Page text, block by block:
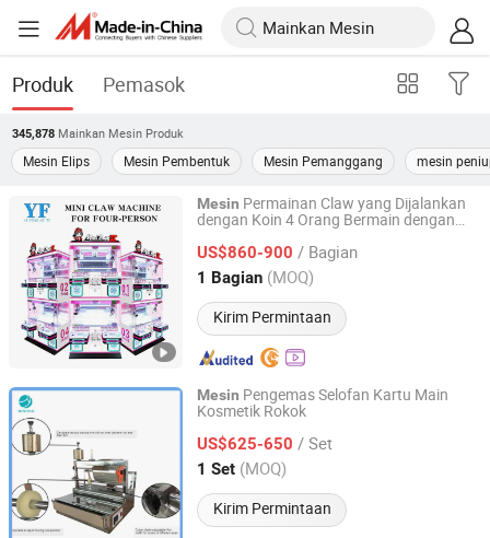
Produk Pemasok
345,878 Mainkan Mesin Produk
Mesin Elips Mesin Pembentuk Mesin Pemanggang mesin
Mesin Permainan Claw yang Dijalankan
dengan Koin 4 Orang Bermain dengan
US$860-900 / Bagian
1 Bagian (MOQ)
Kirim Permintaan
Guangzhou Yifeng Technology Co., Ltd.
Guangdong, China Harga mulai 2024
Mesin Pengemas Selofan Kartu Main
Kosmetik Rokok
US$625-650 / Set
1 Set (MOQ)
Kirim Permintaan
Guangzhou Binhao Technology Co., Ltd.
Guangdong, China Harga mulai 2016